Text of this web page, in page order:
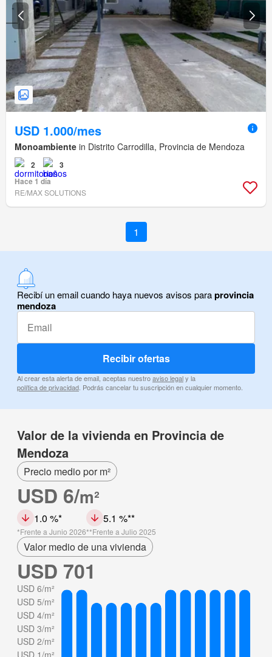
USD 1.000/mes
Monoambiente in Distrito Carrodilla, Provincia de Mendoza
2
3
Hace 1 día
RE/MAX SOLUTIONS
1
Recibí un email cuando haya nuevos avisos paraprovincia
mendoza
Recibir ofertas
Al crear esta alerta de email, aceptas nuestroaviso legaly la
política de privacidad. Podrás cancelar tu suscripción en cualquier momento.
Valor de la vivienda en Provincia de
Mendoza
Precio medio por m²
USD 6/m²
1.0 %
Frente a Junio 2026
5.1 %
Frente a Julio 2025
Valor medio de una vivienda
USD 701